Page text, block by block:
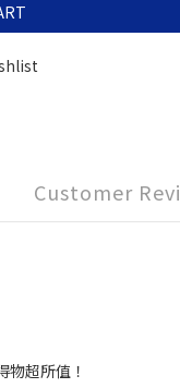
Customer
超所值！